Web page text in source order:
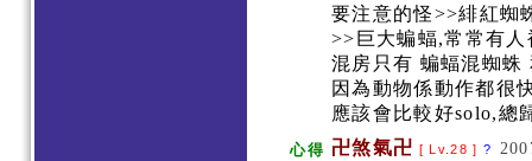
要注意的怪>>緋紅蜘
>>巨大蝙蝠,常常有
混房只有 蝙蝠混蜘
因為動物係動作都很
應該會比較好solo,總
心得 卍煞氣卍 [ Lv.28 ]?